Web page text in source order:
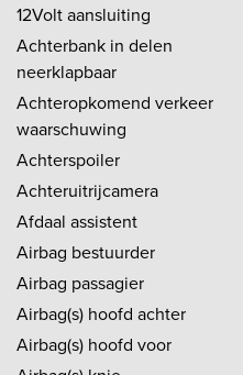
12Volt aansluiting
Achterbank in delen
neerklapbaar
Achteropkomend verkeer
waarschuwing
Achterspoiler
Achteruitrijcamera
Afdaal assistent
Airbag bestuurder
Airbag passagier
Airbag(s) hoofd achter
Airbag(s) hoofd voor